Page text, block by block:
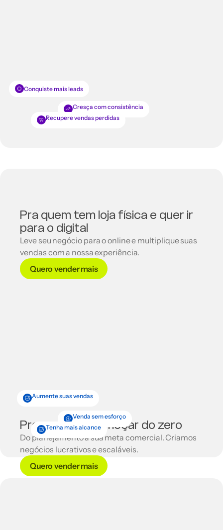
Conquiste mais leads
Cresça com consistência
Recupere vendas perdidas
Aumente suas vendas
Venda sem esforço
Tenha mais alcance
Pra quem tem loja física e quer ir
para o digital
Leve seu negócio para o online e multiplique suas
vendas com a nossa experiência.
Quero vender mais
Pra quem vai começar do zero
Do planejamento a sua meta comercial. Criamos
negócios lucrativos e escaláveis.
Quero vender mais